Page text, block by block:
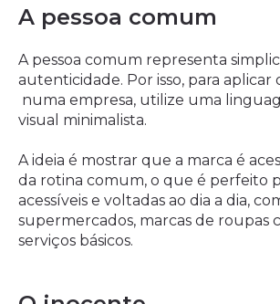
A pessoa comum
A pessoa comum representa
autenticidade. Por isso, para aplicar
numa empresa, utilize uma
visual minimalista.
A ideia é mostrar que a marca é
da rotina comum, o que é perfeito
acessíveis e voltadas ao dia a dia,
supermercados, marcas de roupas
serviços básicos.